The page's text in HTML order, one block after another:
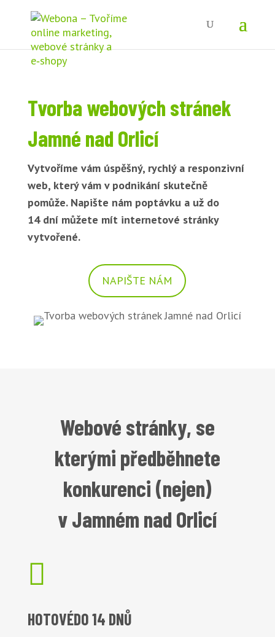
Tvorba webových stránek
Jamné nad Orlicí
Vytvoříme vám úspěšný, rychlý a responzivní
web, který vám v podnikání skutečně
pomůže. Napište nám poptávku a už do
14 dní můžete mít internetové stránky
vytvořené.
NAPIŠTE NÁM
Webové stránky, se
kterými předběhnete
konkurenci (nejen)
v Jamném nad Orlicí

HOTOVÉDO 14 DNŮ